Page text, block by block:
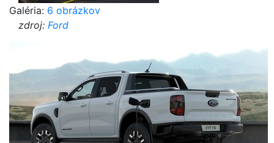
Galéria: 6 obrázkov
zdroj: Ford